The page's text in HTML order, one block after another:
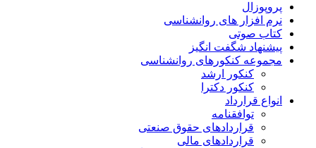
پروپوزال
نرم افزار های روانشناسی
کتاب صوتی
پیشنهاد شگفت انگیز
مجموعه کنکورهای روانشناسی
کنکور ارشد
کنکور دکترا
انواع قرارداد
توافقنامه
قراردادهای حقوق صنعتی
قراردادهای مالی